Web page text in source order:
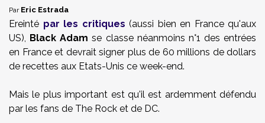
Par Eric Estrada
Ereinté par les critiques (aussi bien en France qu'aux
US), Black Adam se classe néanmoins n°1 des entrées
en France et devrait signer plus de 60 millions de dollars
de recettes aux Etats-Unis ce week-end.
Mais le plus important est qu'il est ardemment défendu
par les fans de The Rock et de DC.